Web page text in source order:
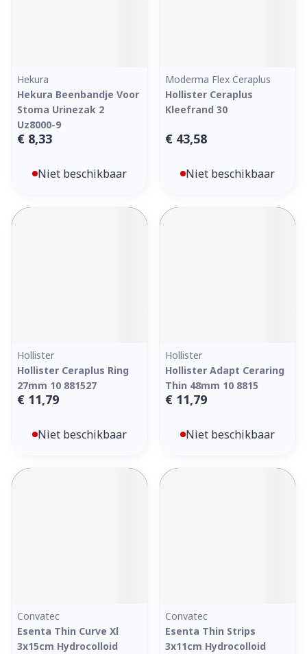
Hekura
Hekura Beenbandje Voor
Stoma Urinezak 2
Uz8000-9
€ 8,33
Niet beschikbaar
Moderma Flex Ceraplus
Hollister Ceraplus
Kleefrand 30
€ 43,58
Niet beschikbaar
Hollister
Hollister Ceraplus Ring
27mm 10 881527
€ 11,79
Niet beschikbaar
Hollister
Hollister Adapt Ceraring
Thin 48mm 10 8815
€ 11,79
Niet beschikbaar
Convatec
Esenta Thin Curve Xl
3x15cm Hydrocolloid
Convatec
Esenta Thin Strips
3x11cm Hydrocolloid